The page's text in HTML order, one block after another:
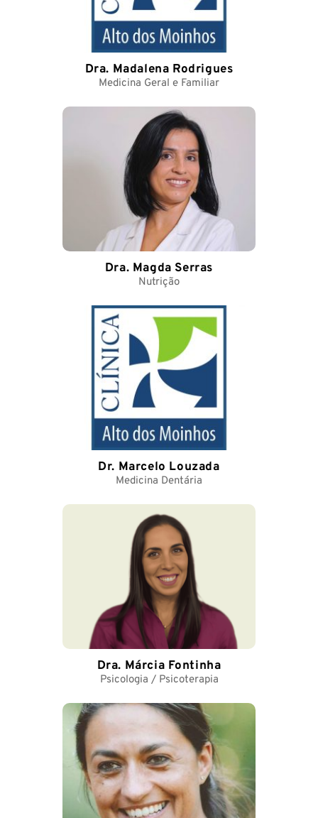
Dra. Madalena Rodrigues
Medicina Geral e Familiar
Dra. Magda Serras
Nutrição
Dr. Marcelo Louzada
Medicina Dentária
Dra. Márcia Fontinha
Psicologia / Psicoterapia